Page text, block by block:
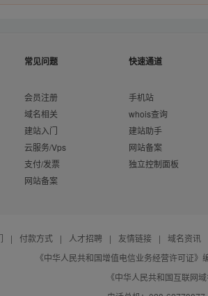
常见问题
会员注册
域名相关
建站入门
云服务/Vps
支付/发票
网站备案
快速通道
手机站
whois查询
建站助手
网站备案
独立控制面板
| 付款方式 | 人才招聘 | 友情链接 | 域名资讯
《中华人民共和国增值电信业务经营许可证
《中华人民共和国互联网